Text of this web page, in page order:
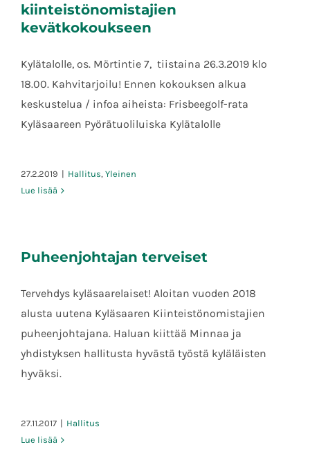
Kutsu Kyläsaaren kiinteistönomistajien
kevätkokoukseen
kiinteistönomistajien
kevätkokoukseen
Kylätalolle, os. Mörtintie 7, tiistaina 26.3.2019 klo
18.00. Kahvitarjoilu! Ennen kokouksen alkua
keskustelua / infoa aiheista: Frisbeegolf-rata
Kyläsaareen Pyörätuoliluiska Kylätalolle
27.2.2019 | Hallitus, Yleinen
Lue lisää
Puheenjohtajan terveiset
Tervehdys kyläsaarelaiset! Aloitan vuoden 2018
alusta uutena Kyläsaaren Kiinteistönomistajien
puheenjohtajana. Haluan kiittää Minnaa ja
yhdistyksen hallitusta hyvästä työstä kyläläisten
hyväksi.
27.11.2017 | Hallitus
Lue lisää